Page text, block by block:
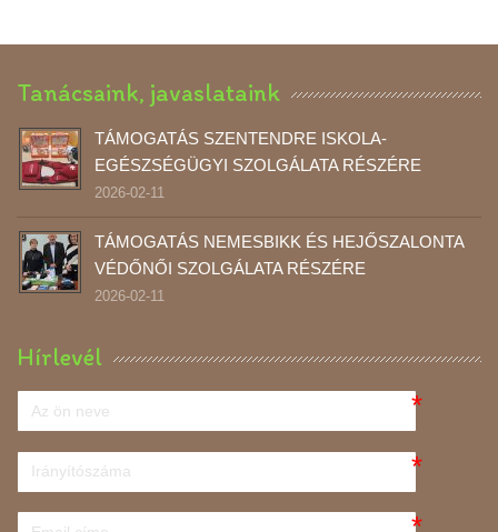
Tanácsaink, javaslataink
TÁMOGATÁS SZENTENDRE ISKOLA-
EGÉSZSÉGÜGYI SZOLGÁLATA RÉSZÉRE
2026-02-11
TÁMOGATÁS NEMESBIKK ÉS HEJŐSZALONTA
VÉDŐNŐI SZOLGÁLATA RÉSZÉRE
2026-02-11
Hírlevél